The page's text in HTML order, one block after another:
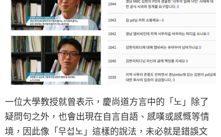
一位大學教授就曾表示，慶尚道方言中的「노」除了
疑問句之外，也會出現在自言自語、感嘆或感慨等情
境，因此像「무섭노」這樣的說法，未必就是錯誤文